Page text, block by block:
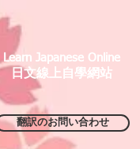
Learn Japanese Online
日文線上自學網站
翻訳のお問い合わせ